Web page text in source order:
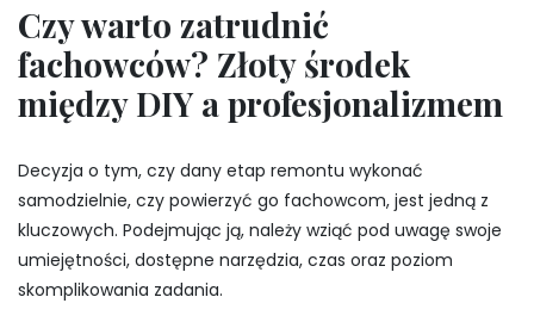
Czy warto zatrudnić
fachowców? Złoty środek
między DIY a profesjonalizmem
Decyzja o tym, czy dany etap remontu wykonać
samodzielnie, czy powierzyć go fachowcom, jest jedną z
kluczowych. Podejmując ją, należy wziąć pod uwagę swoje
umiejętności, dostępne narzędzia, czas oraz poziom
skomplikowania zadania.